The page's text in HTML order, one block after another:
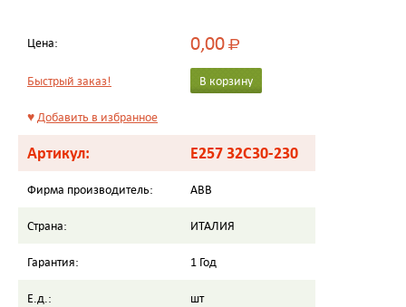
Цена: 0,00Р
Быстрый заказ! В корзину
♥Добавить в избранное
Артикул: E257 32C30-230
Фирма производитель: ABB
Страна: ИТАЛИЯ
Гарантия: 1 Год
Е.д.: шт